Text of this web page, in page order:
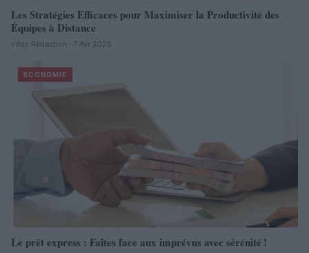
Les Stratégies Efficaces pour Maximiser la Productivité des
Équipes à Distance
Infos Rédaction · 7 Avr 2025
ECONOMIE
Le prêt express : Faîtes face aux imprévus avec sérénité !